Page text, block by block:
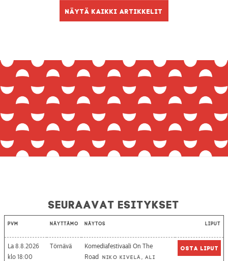
Näytä kaikki artikkelit
Seuraavat esitykset
Pvm Näyttämö Näytös Liput
La 8.8.2026
18:00
Törnävä
Komediafestivaali On The
Road
Niko Kivelä, Ali
Osta liput